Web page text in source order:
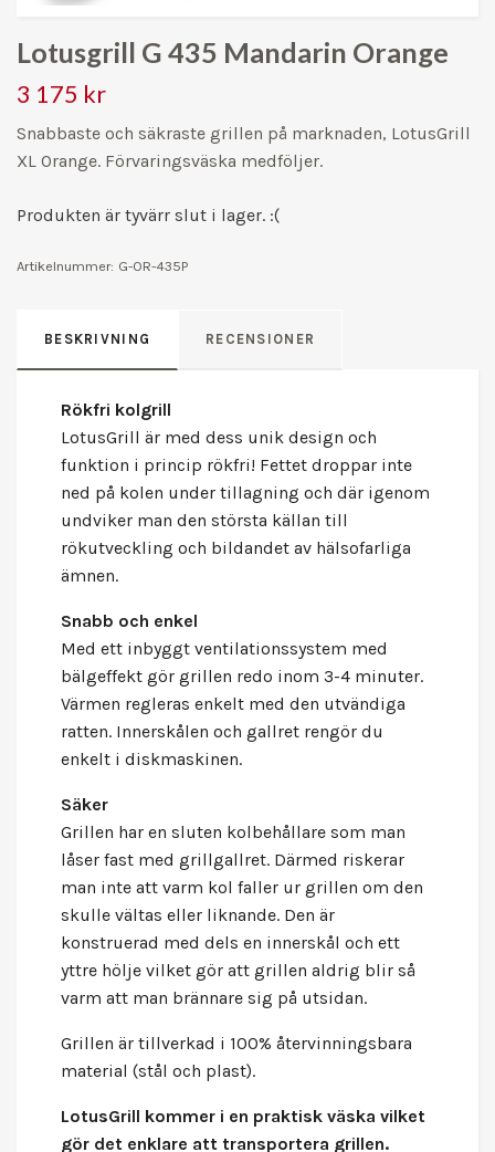
Lotusgrill G 435 Mandarin Orange
3 175 kr
Snabbaste och säkraste grillen på marknaden, LotusGrill
XL Orange. Förvaringsväska medföljer.
Produkten är tyvärr slut i lager. :(
Artikelnummer: G-OR-435P
BESKRIVNING RECENSIONER
Rökfri kolgrill
LotusGrill är med dess unik design och
funktion i princip rökfri! Fettet droppar inte
ned på kolen under tillagning och där igenom
undviker man den största källan till
rökutveckling och bildandet av hälsofarliga
ämnen.
Snabb och enkel
Med ett inbyggt ventilationssystem med
bälgeffekt gör grillen redo inom 3-4 minuter.
Värmen regleras enkelt med den utvändiga
ratten. Innerskålen och gallret rengör du
enkelt i diskmaskinen.
Säker
Grillen har en sluten kolbehållare som man
låser fast med grillgallret. Därmed riskerar
man inte att varm kol faller ur grillen om den
skulle vältas eller liknande. Den är
konstruerad med dels en innerskål och ett
yttre hölje vilket gör att grillen aldrig blir så
varm att man brännare sig på utsidan.
Grillen är tillverkad i 100% återvinningsbara
material (stål och plast).
LotusGrill kommer i en praktisk väska vilket
gör det enklare att transportera grillen.